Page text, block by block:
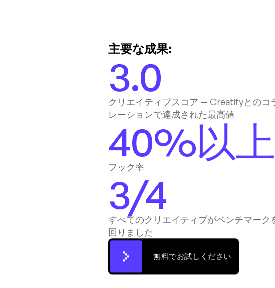
主要な成果:
3.0
クリエイティブスコア — Creatifyとのコ
レーションで達成された最高値
40%以上
フック率
3/4
すべてのクリエイティブがベンチマーク
回りました
無料でお試しください